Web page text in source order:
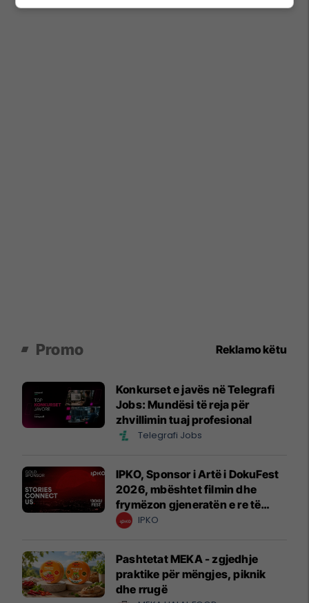
Promo Reklamo këtu
Konkurset e javës në Telegrafi
Jobs: Mundësi të reja për
zhvillimin tuaj profesional
Telegrafi Jobs
IPKO, Sponsor i Artë i DokuFest
2026, mbështet filmin dhe
frymëzon gjeneratën e re të
krijuesve
IPKO
Pashtetat MEKA - zgjedhje
praktike për mëngjes, piknik
dhe rrugë